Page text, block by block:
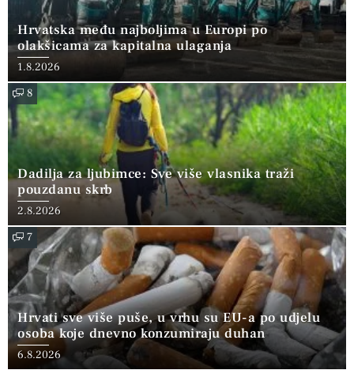
Hrvatska među najboljima u Europi po
olakšicama za kapitalna ulaganja
1.8.2026
8
Dadilja za ljubimce: Sve više vlasnika traži
pouzdanu skrb
2.8.2026
7
Hrvati sve više puše, u vrhu su EU-a po udjelu
osoba koje dnevno konzumiraju duhan
6.8.2026